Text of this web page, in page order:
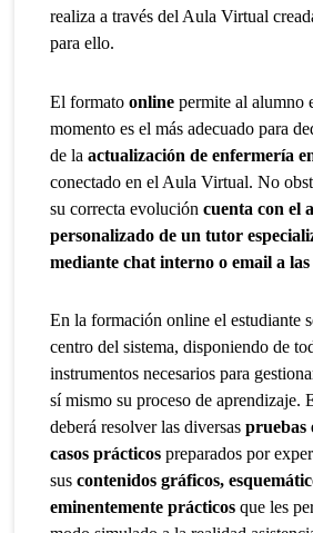
realiza a través del Aula Virtual
para ello.
El formato online permite al alumno
momento es el más adecuado para
de laactualización de enfermería
conectado en el Aula Virtual. No
su correcta evolucióncuenta con el
personalizado de un tutor
mediante chat interno o email a
En la formación online el estudiante
centro del sistema, disponiendo de
instrumentos necesarios para
sí mismo su proceso de aprendizaje.
deberá resolver las diversaspruebas
casos prácticospreparados por
suscontenidos gráficos,
eminentemente prácticos que les